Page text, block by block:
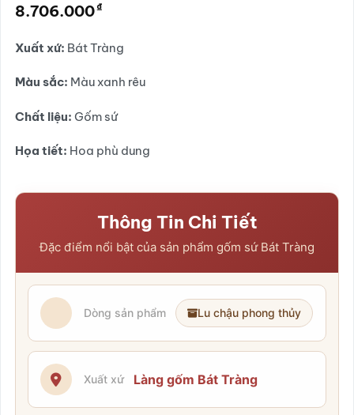
hạng
sao
8.706.000₫
Xuất xứ: Bát Tràng
Màu sắc: Màu xanh rêu
Chất liệu: Gốm sứ
Họa tiết: Hoa phù dung
Thông Tin Chi Tiết
Đặc điểm nổi bật của sản phẩm gốm sứ Bát Tràng
Dòng sản phẩm Lu chậu phong thủy
Xuất xứ Làng gốm Bát Tràng